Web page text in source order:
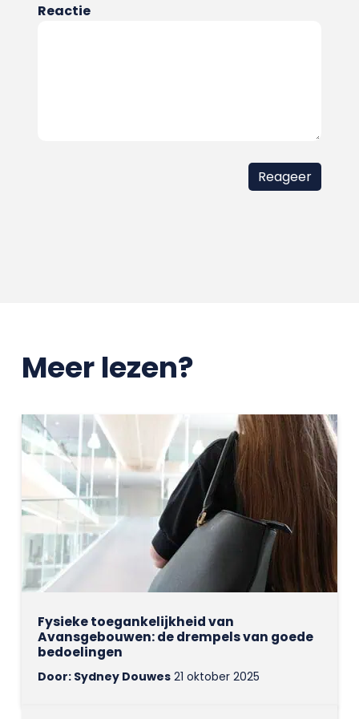
Reactie
Meer lezen?
Fysieke toegankelijkheid van
Avansgebouwen: de drempels van goede
bedoelingen
Door: Sydney Douwes21 oktober 2025